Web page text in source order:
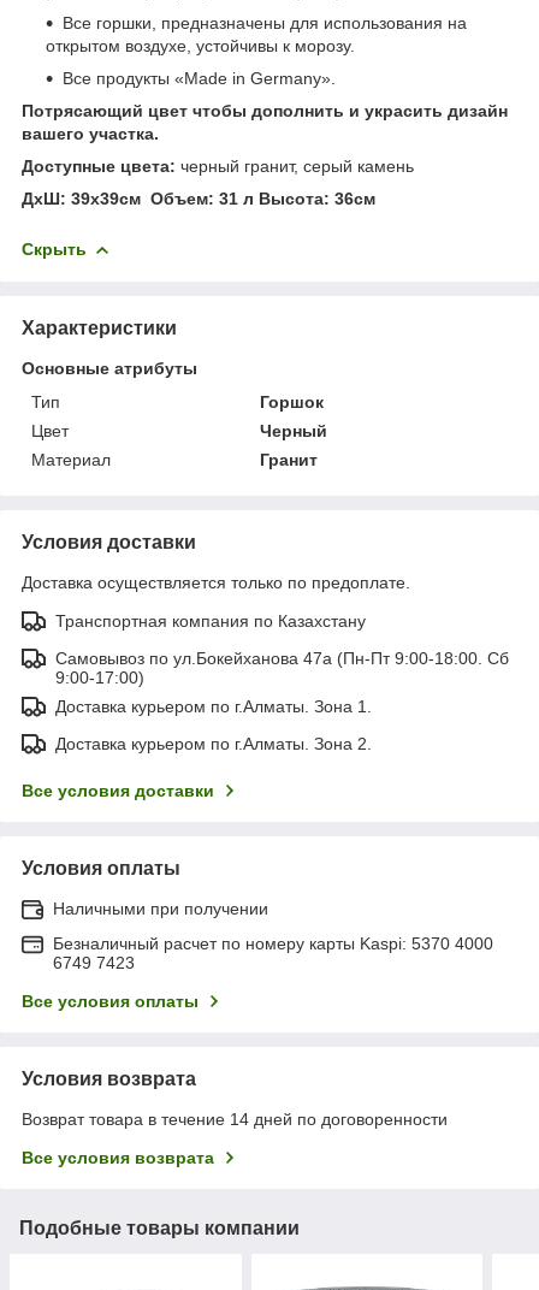
Все горшки, предназначены для использования на
открытом воздухе, устойчивы к морозу.
Все продукты «Made in Germany».
Потрясающий цвет чтобы дополнить и украсить дизайн
вашего участка.
Доступные цвета: черный гранит, серый камень
ДхШ: 39х39см Объем: 31 л Высота: 36см
Скрыть
Характеристики
Основные атрибуты
Тип
Горшок
Цвет
Черный
Материал
Гранит
Условия доставки
Доставка осуществляется только по предоплате.
Транспортная компания по Казахстану
Самовывоз по ул.Бокейханова 47а (Пн-Пт 9:00-18:00. Сб
9:00-17:00)
Доставка курьером по г.Алматы. Зона 1.
Доставка курьером по г.Алматы. Зона 2.
Все условия доставки
Условия оплаты
Наличными при получении
Безналичный расчет по номеру карты Kaspi: 5370 4000
6749 7423
Все условия оплаты
Условия возврата
Возврат товара в течение 14 дней по договоренности
Все условия возврата
Подобные товары компании